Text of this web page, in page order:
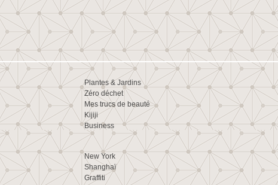
Plantes & Jardins
Zéro déchet
Mes trucs de beauté
Kijiji
Business
New York
Shanghaï
Graffiti